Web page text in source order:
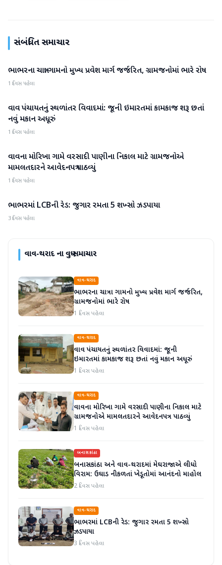
સંબંધિત સમાચાર
વાવ-થરાદ
ભાભરના ચાત્રા ગામનો મુખ્ય પ્રવેશ માર્ગ જર્જરિત, ગ્રામજનોમાં ભારે રોષ
1 દિવસ પહેલા
વાવ-થરાદ
વાવ પંચાયતનું સ્થળાંતર વિવાદમાં: જૂની ઇમારતમાં કામકાજ શરૂ છતાં
નવું મકાન અધૂરું
1 દિવસ પહેલા
વાવ-થરાદ
વાવના મોરિખા ગામે વરસાદી પાણીના નિકાલ માટે ગ્રામજનોએ
મામલતદારને આવેદનપત્ર પાઠવ્યું
1 દિવસ પહેલા
વાવ-થરાદ
ભાભરમાં LCBની રેડ: જુગાર રમતા 5 શખ્સો ઝડપાયા
3 દિવસ પહેલા
વાવ-થરાદ ના વધુ સમાચાર
વાવ-થરાદ
ભાભરના ચાત્રા ગામનો મુખ્ય પ્રવેશ માર્ગ જર્જરિત,
ગ્રામજનોમાં ભારે રોષ
1 દિવસ પહેલા
વાવ-થરાદ
વાવ પંચાયતનું સ્થળાંતર વિવાદમાં: જૂની
ઇમારતમાં કામકાજ શરૂ છતાં નવું મકાન અધૂરું
1 દિવસ પહેલા
વાવ-થરાદ
વાવના મોરિખા ગામે વરસાદી પાણીના નિકાલ માટે
ગ્રામજનોએ મામલતદારને આવેદનપત્ર પાઠવ્યું
1 દિવસ પહેલા
બનાસકાંઠા
બનાસકાંઠા અને વાવ-થરાદમાં મેઘરાજાએ લીધો
વિરામ: ઉઘાડ નીકળતાં ખેડૂતોમાં આનંદનો માહોલ
2 દિવસ પહેલા
વાવ-થરાદ
ભાભરમાં LCBની રેડ: જુગાર રમતા 5 શખ્સો
ઝડપાયા
3 દિવસ પહેલા